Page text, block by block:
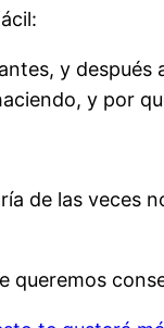
y
y por
de las veces
queremos